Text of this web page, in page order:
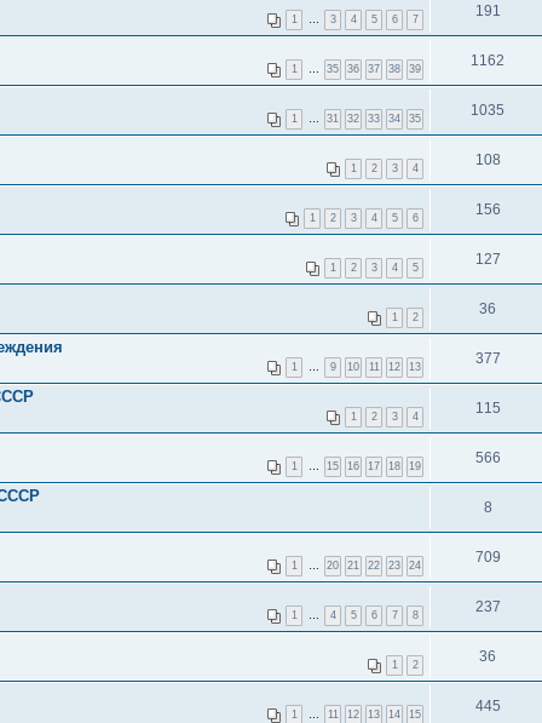
1 3 4 5 6 7 191
1 35 36 37 38 39 1162
1 31 32 33 34 35 1035
1 2 3 4 108
1 2 3 4 5 6 156
1 2 3 4 5 127
1 2 36
1 9 10 11 12 13 377
1 2 3 4 115
1 15 16 17 18 19 566
8
1 20 21 22 23 24 709
1 4 5 6 7 8 237
1 2 36
1 11 12 13 14 15 445